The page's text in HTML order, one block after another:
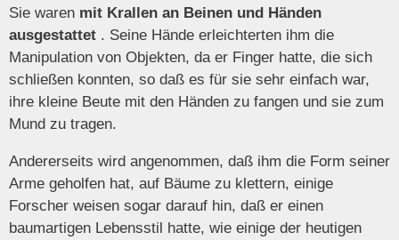
Sie waren mit Krallen an Beinen und Händen
ausgestattet . Seine Hände erleichterten ihm die
Manipulation von Objekten, da er Finger hatte, die sich
schließen konnten, so daß es für sie sehr einfach war,
ihre kleine Beute mit den Händen zu fangen und sie zum
Mund zu tragen.
Andererseits wird angenommen, daß ihm die Form seiner
Arme geholfen hat, auf Bäume zu klettern, einige
Forscher weisen sogar darauf hin, daß er einen
baumartigen Lebensstil hatte, wie einige der heutigen